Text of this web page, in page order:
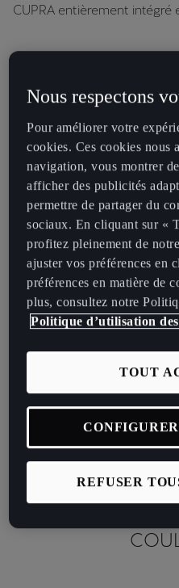
CUPRA entièrement intégré
JANTES AUX
Découvrez nos dernières
performance pour des
agiles pour un contrôle
Nous respectons
Pour améliorer votre
cookies. Ces cookies nous
navigation, vous montrer
afficher des publicités
permettre de partager du
sociaux. En cliquant sur «
profitez pleinement de
ajuster vos préférences en
préférences en matière de
plus, consultez notre
Politique d’utilisation
REFUSER
TOUT